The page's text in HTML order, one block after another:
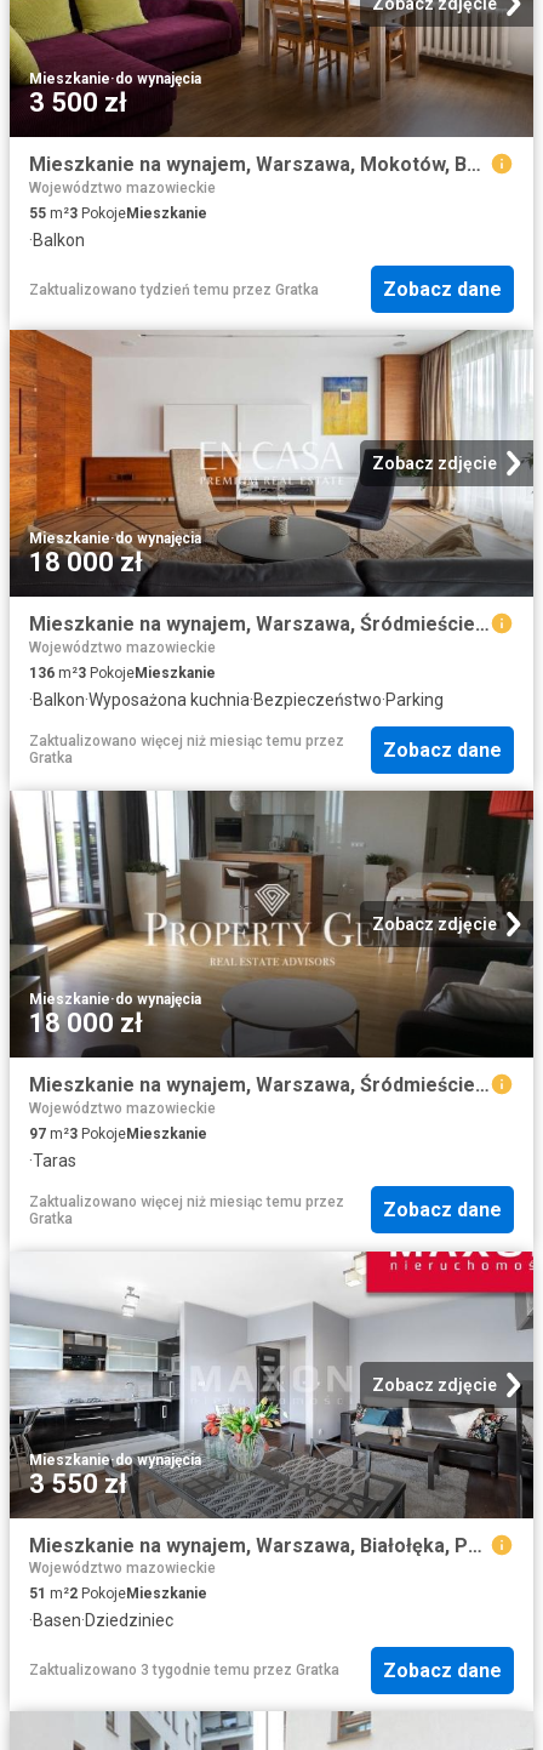
Mieszkanie·do wynajęcia
3 500 zł
Mieszkanie na wynajem, Warszawa, Mokotów, Bacha
Województwo mazowieckie
55 m²3 PokojeMieszkanie
·Balkon
Zaktualizowano tydzień temu przez Gratka Zobacz dane
Zobacz zdjęcie
Mieszkanie·do wynajęcia
18 000 zł
Mieszkanie na wynajem, Warszawa, Śródmieście, Parkowa
Województwo mazowieckie
136 m²3 PokojeMieszkanie
·Balkon·Wyposażona kuchnia·Bezpieczeństwo·Parking
Zaktualizowano więcej niż miesiąc temu przez
Gratka
Zobacz dane
Zobacz zdjęcie
Mieszkanie·do wynajęcia
18 000 zł
Mieszkanie na wynajem, Warszawa, Śródmieście, Książęca
Województwo mazowieckie
97 m²3 PokojeMieszkanie
·Taras
Zaktualizowano więcej niż miesiąc temu przez
Gratka
Zobacz dane
Zobacz zdjęcie
Mieszkanie·do wynajęcia
3 550 zł
Mieszkanie na wynajem, Warszawa, Białołęka, Podłużna
Województwo mazowieckie
51 m²2 PokojeMieszkanie
·Basen·Dziedziniec
Zaktualizowano 3 tygodnie temu przez Gratka Zobacz dane